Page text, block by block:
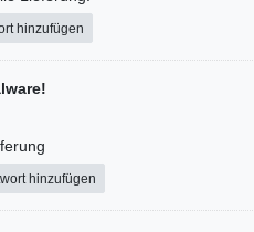
hinzufügen
hinzufügen